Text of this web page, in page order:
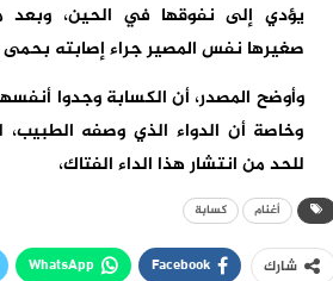
يؤدي إلى نفوقها في الحين، وبعد
صغيرها نفس المصير جراء إصابته
وأوضح المصدر، أن الكسابة وجدوا
وخاصة أن الدواء الذي وصفه الطبيب،
للحد من انتشار هذا الداء الفتاك،
أغنام كسابة
شارك Facebook
WhatsApp